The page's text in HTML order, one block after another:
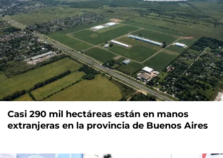
Casi 290 mil hectáreas están en manos
extranjeras en la provincia de Buenos Aires